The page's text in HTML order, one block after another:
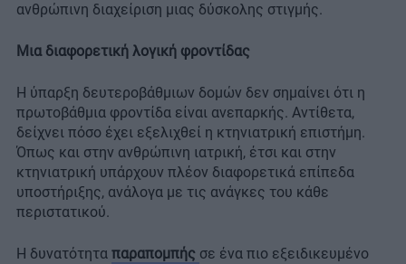
ανθρώπινη διαχείριση μιας δύσκολης στιγμής.
Μια διαφορετική λογική φροντίδας
Η ύπαρξη δευτεροβάθμιων δομών δεν σημαίνει ότι η
πρωτοβάθμια φροντίδα είναι ανεπαρκής. Αντίθετα,
δείχνει πόσο έχει εξελιχθεί η κτηνιατρική επιστήμη.
Όπως και στην ανθρώπινη ιατρική, έτσι και στην
κτηνιατρική υπάρχουν πλέον διαφορετικά επίπεδα
υποστήριξης, ανάλογα με τις ανάγκες του κάθε
περιστατικού.
Η δυνατότητα παραπομπής σε ένα πιο εξειδικευμένο